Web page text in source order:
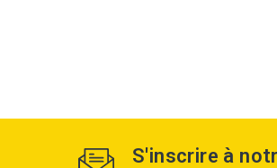
S'inscrire à